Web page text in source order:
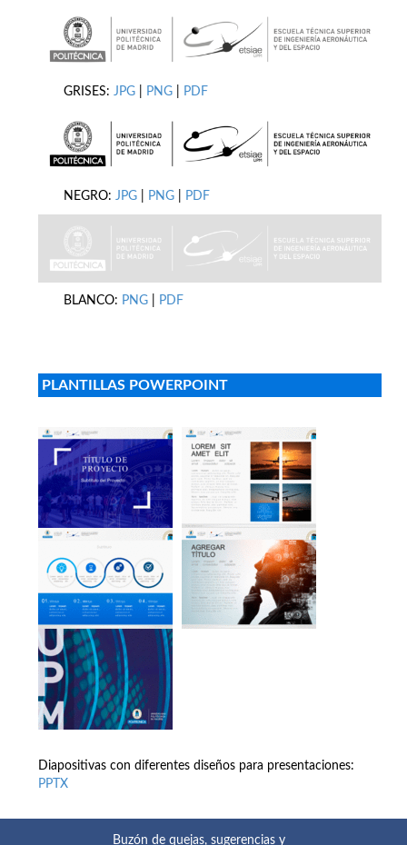
GRISES: JPG PNG PDF
NEGRO: JPG PNG PDF
BLANCO: PNG PDF
PLANTILLAS POWERPOINT
Diapositivas con diferentes diseños para presentaciones:
PPTX
Buzón de quejas, sugerencias y